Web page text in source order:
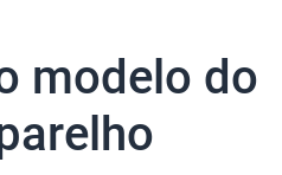
modelo do